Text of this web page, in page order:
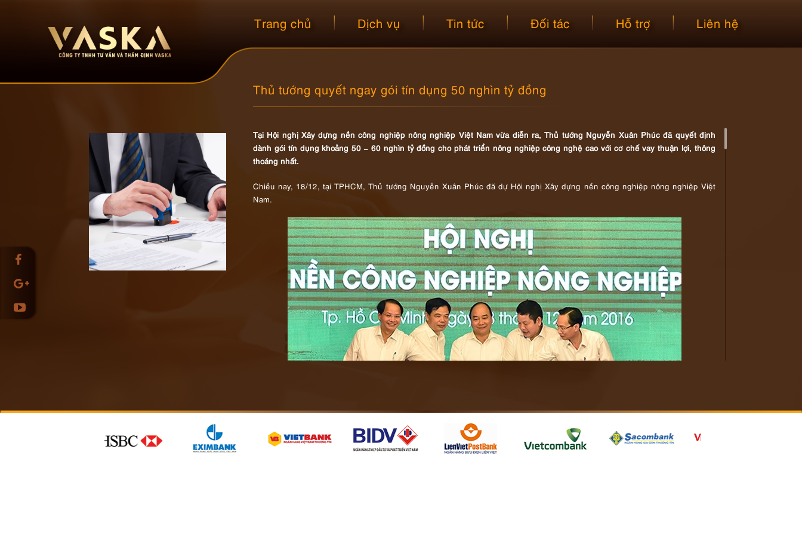
Trang chủ Dịch vụ Tin tức Đối tác Hỗ trợ Liên hệ
Thủ tướng quyết ngay gói tín dụng 50 nghìn tỷ đồng
Tại Hội nghị Xây dựng nền công nghiệp nông nghiệp Việt Nam vừa diễn ra, Thủ tướng Nguyễn Xuân Phúc đã quyết định
dành gói tín dụng khoảng 50 – 60 nghìn tỷ đồng cho phát triển nông nghiệp công nghệ cao với cơ chế vay thuận lợi, thông
thoáng nhất.
Chiều nay, 18/12, tại TPHCM, Thủ tướng Nguyễn Xuân Phúc đã dự Hội nghị Xây dựng nền công nghiệp nông nghiệp Việt
Nam.